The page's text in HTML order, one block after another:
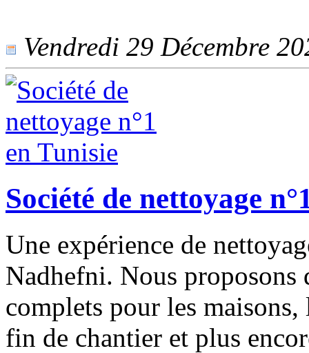
Vendredi 29 Décembre
Société de nettoyage
Une expérience de
Nadhefni. Nous proposons
complets pour les maisons,
fin de chantier et plus